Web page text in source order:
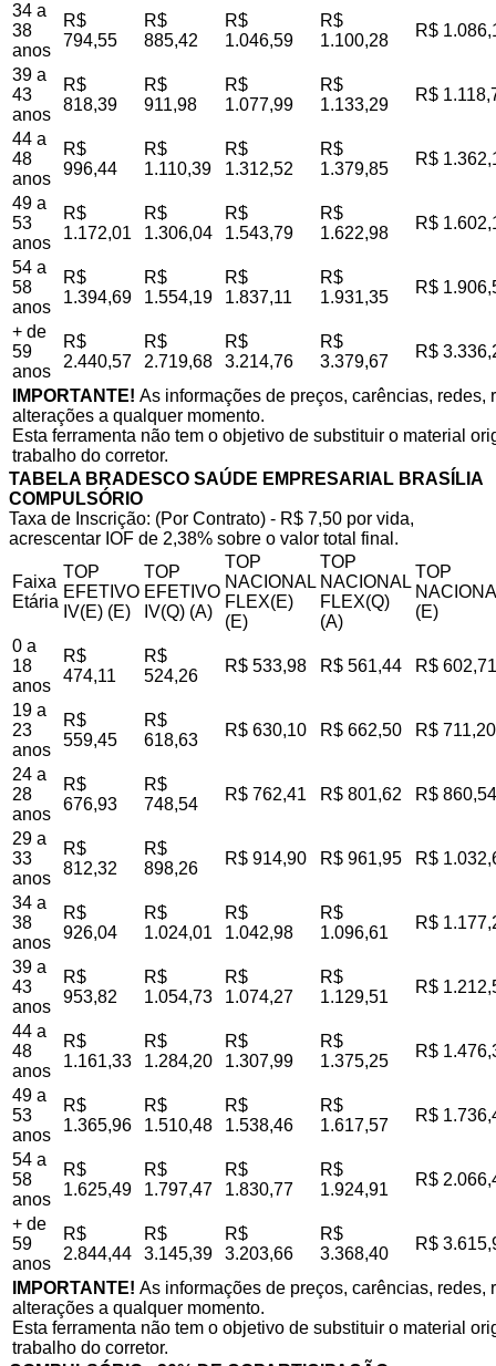
34 a
38
anos
R$
794,55
R$
885,42
R$
1.046,59
R$
1.100,28
R$
39 a
43
anos
R$
818,39
R$
911,98
R$
1.077,99
R$
1.133,29
R$
44 a
48
anos
R$
996,44
R$
1.110,39
R$
1.312,52
R$
1.379,85
R$
49 a
53
anos
R$
1.172,01
R$
1.306,04
R$
1.543,79
R$
1.622,98
R$
54 a
58
anos
R$
1.394,69
R$
1.554,19
R$
1.837,11
R$
1.931,35
R$
+ de
59
anos
R$
2.440,57
R$
2.719,68
R$
3.214,76
R$
3.379,67
R$
IMPORTANTE! As informações de preços, carências,
alterações a qualquer momento.
Esta ferramenta não tem o objetivo de substituir o material
trabalho do corretor.
TABELA BRADESCO SAÚDE EMPRESARIAL BRASÍLIA
COMPULSÓRIO
Taxa de Inscrição: (Por Contrato) - R$ 7,50 por vida,
acrescentar IOF de 2,38% sobre o valor total final.
Faixa
Etária
TOP
EFETIVO
IV(E) (E)
TOP
EFETIVO
IV(Q) (A)
TOP
NACIONAL
FLEX(E)
(E)
TOP
NACIONAL
FLEX(Q)
(A)
TOP
(E)
0 a
18
anos
R$
474,11
R$
524,26
R$ 533,98 R$ 561,44 R$ 602,71
19 a
23
anos
R$
559,45
R$
618,63
R$ 630,10 R$ 662,50 R$ 711,20
24 a
28
anos
R$
676,93
R$
748,54
R$ 762,41 R$ 801,62 R$ 860,54
29 a
33
anos
R$
812,32
R$
898,26
R$ 914,90 R$ 961,95 R$
34 a
38
anos
R$
926,04
R$
1.024,01
R$
1.042,98
R$
1.096,61
R$
39 a
43
anos
R$
953,82
R$
1.054,73
R$
1.074,27
R$
1.129,51
R$
44 a
48
anos
R$
1.161,33
R$
1.284,20
R$
1.307,99
R$
1.375,25
R$
49 a
53
anos
R$
1.365,96
R$
1.510,48
R$
1.538,46
R$
1.617,57
R$
54 a
58
anos
R$
1.625,49
R$
1.797,47
R$
1.830,77
R$
1.924,91
R$
+ de
59
anos
R$
2.844,44
R$
3.145,39
R$
3.203,66
R$
3.368,40
R$
IMPORTANTE! As informações de preços, carências,
alterações a qualquer momento.
Esta ferramenta não tem o objetivo de substituir o material
trabalho do corretor.